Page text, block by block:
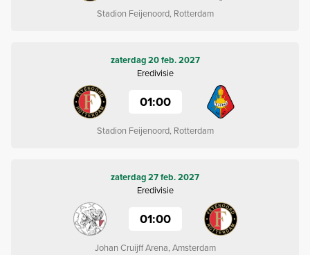
Stadion Feijenoord, Rotterdam
zaterdag 20 feb. 2027
Eredivisie
01:00
Stadion Feijenoord, Rotterdam
zaterdag 27 feb. 2027
Eredivisie
01:00
Johan Cruijff Arena, Amsterdam